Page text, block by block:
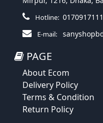
Hotline:
E-mail:
PAGE
About Ecom
Delivery Policy
Terms & Condition
Return Policy